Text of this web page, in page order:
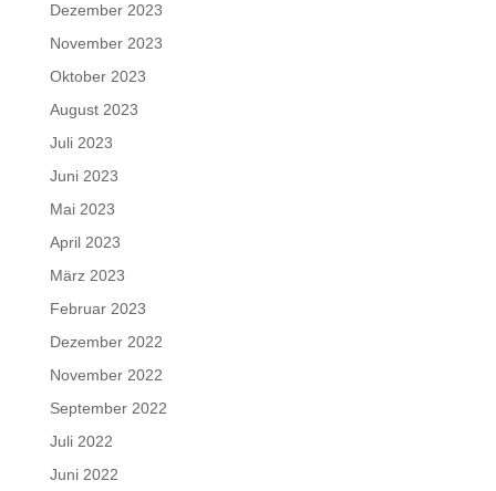
Dezember 2023
November 2023
Oktober 2023
August 2023
Juli 2023
Juni 2023
Mai 2023
April 2023
März 2023
Februar 2023
Dezember 2022
November 2022
September 2022
Juli 2022
Juni 2022